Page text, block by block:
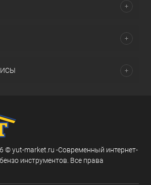
© yut-market.ru -Современный интернет-
инструментов. Все права